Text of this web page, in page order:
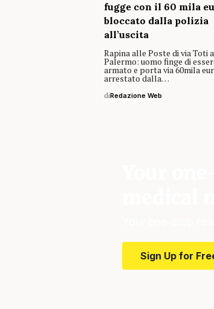
fugge con il 60 mila
bloccato dalla polizia
all’uscita
Rapina alle Poste di via Toti a
Palermo: uomo finge di
armato e porta via 60mila
arrestato dalla…
diRedazione Web
Sign Up for